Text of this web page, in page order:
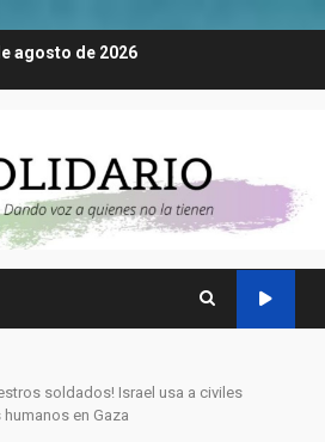
agosto de 2026
soldados! Israel usa a civiles
en Gaza